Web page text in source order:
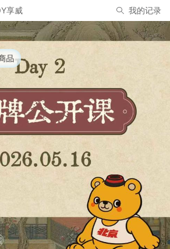
享威 我的记录
商品
凡**，购买了商品
曹**，购买了商品 王**